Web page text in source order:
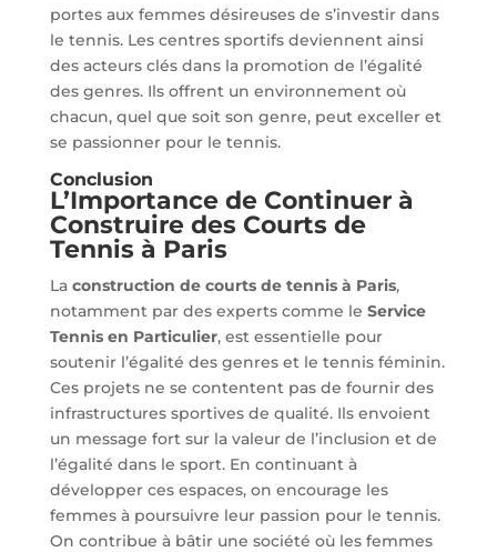
portes aux femmes désireuses de s’investir dans
le tennis. Les centres sportifs deviennent ainsi
des acteurs clés dans la promotion de l’égalité
des genres. Ils offrent un environnement où
chacun, quel que soit son genre, peut exceller et
se passionner pour le tennis.
Conclusion
L’Importance de Continuer à
Construire des Courts de
Tennis à Paris
La construction de courts de tennis à Paris,
notamment par des experts comme le Service
Tennis en Particulier, est essentielle pour
soutenir l’égalité des genres et le tennis féminin.
Ces projets ne se contentent pas de fournir des
infrastructures sportives de qualité. Ils envoient
un message fort sur la valeur de l’inclusion et de
l’égalité dans le sport. En continuant à
développer ces espaces, on encourage les
femmes à poursuivre leur passion pour le tennis.
On contribue à bâtir une société où les femmes